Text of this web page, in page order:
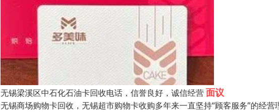
无锡梁溪区中石化石油卡回收电话，信誉良好，诚信经营面议
无锡商场购物卡回收，无锡超市购物卡收购多年来一直坚持“顾客服务”的经